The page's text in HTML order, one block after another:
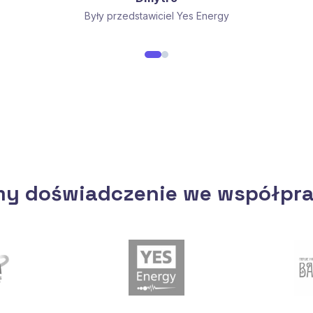
Były przedstawiciel Yes Energy
doświadczenie we